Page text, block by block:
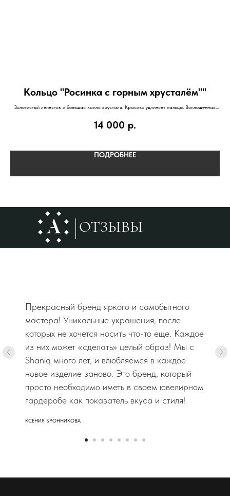
Кольцо "Росинка с горным хрусталём""
Золотистый лепесток и большая капля хрусталя. Красиво удлиняет пальцы. Воплощенная
14 000 р.
ПОДРОБНЕЕ
ОТЗЫВЫ
Прекрасный бренд яркого и самобытного
мастера! Уникальные украшения, после
которых не хочется носить что-то еще. Каждое
из них может «сделать» целый образ! Мы с
Shaniq много лет, и влюбляемся в каждое
новое изделие заново. Это бренд, который
просто необходимо иметь в своем ювелирном
гардеробе как показатель вкуса и стиля!
КСЕНИЯ БРОННИКОВА